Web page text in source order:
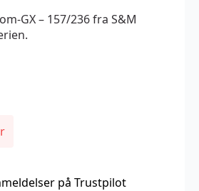
GX – 157/236 fra S&M
på Trustpilot